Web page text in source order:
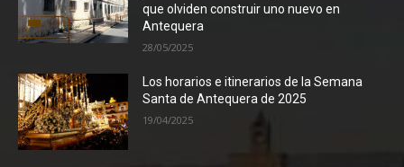
que olviden construir uno nuevo en
Antequera
28/05/2025
Los horarios e itinerarios de la Semana
Santa de Antequera de 2025
19/04/2025